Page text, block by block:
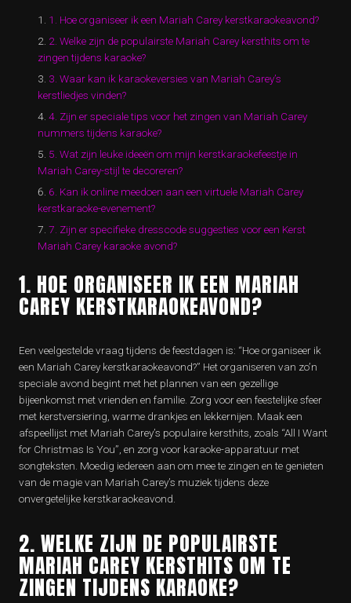
1. Hoe organiseer ik een Mariah Carey kerstkaraokeavond?
2. Welke zijn de populairste Mariah Carey kersthits om te
zingen tijdens karaoke?
3. Waar kan ik karaokeversies van Mariah Carey’s
kerstliedjes vinden?
4. Zijn er speciale tips voor het zingen van Mariah Carey
nummers tijdens karaoke?
5. Wat zijn leuke ideeën om mijn kerstkaraokefeestje in
Mariah Carey-stijl te decoreren?
6. Kan ik online meedoen aan een virtuele Mariah Carey
kerstkaraoke-evenement?
7. Zijn er specifieke dresscode suggesties voor een Kerst
Mariah Carey karaoke avond?
1. HOE ORGANISEER IK EEN MARIAH
CAREY KERSTKARAOKEAVOND?
Een veelgestelde vraag tijdens de feestdagen is: “Hoe organiseer ik
een Mariah Carey kerstkaraokeavond?” Het organiseren van zo’n
speciale avond begint met het plannen van een gezellige
bijeenkomst met vrienden en familie. Zorg voor een feestelijke sfeer
met kerstversiering, warme drankjes en lekkernijen. Maak een
afspeellijst met Mariah Carey’s populaire kersthits, zoals “All I Want
for Christmas Is You”, en zorg voor karaoke-apparatuur met
songteksten. Moedig iedereen aan om mee te zingen en te genieten
van de magie van Mariah Carey’s muziek tijdens deze
onvergetelijke kerstkaraokeavond.
2. WELKE ZIJN DE POPULAIRSTE
MARIAH CAREY KERSTHITS OM TE
ZINGEN TIJDENS KARAOKE?